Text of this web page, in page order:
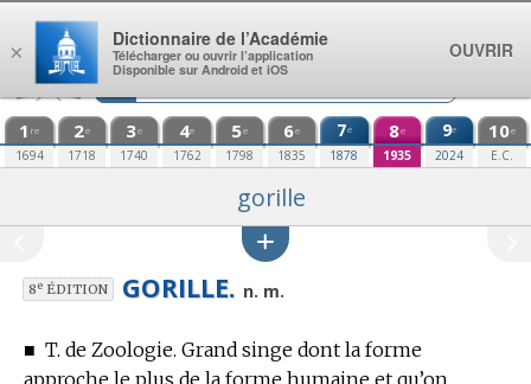
Aller au contenu
1 re
1694
2e
1718
3e
1740
4e
1762
5e
1798
6e
1835
7e
1878
8e
1935
9e
2024
10e
E.C.
gorille
8eÉDITION GORILLE. n. m.
■ T. de Zoologie. Grand singe dont la forme
×
Dictionnaire de l’Académie
Télécharger ou ouvrir l’application
Disponible sur Android et iOS
OUVRIR